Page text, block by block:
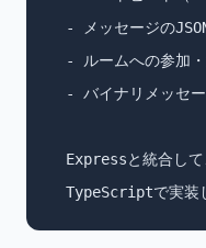
- メッセージの
- ルームへの参加
- バイナリメッセ
Expressと統合し
TypeScriptで実装